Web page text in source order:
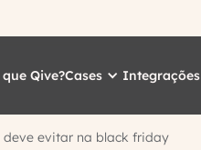
Qive?Cases Integrações
deve evitar na black friday